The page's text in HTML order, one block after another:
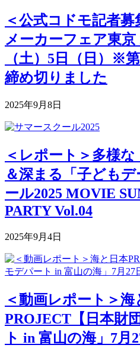
＜公式コドモ記者募
メーカーフェア東京
（土）5日（日）※
締め切りました
2025年9月8日
＜レポート＞多様な
＆深まる「子ども
ール2025 MOVIE
PARTY Vol.04
2025年9月4日
＜動画レポート＞海
PROJECT【日本財
ト in 富山の海」7月